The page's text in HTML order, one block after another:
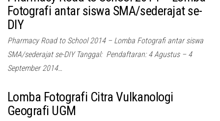
Fotografi antar siswa SMA/sederajat se-
DIY
Pharmacy Road to School 2014 – Lomba Fotografi antar siswa
SMA/sederajat se-DIY Tanggal: Pendaftaran: 4 Agustus – 4
September 2014…
Lomba Fotografi Citra Vulkanologi
Geografi UGM